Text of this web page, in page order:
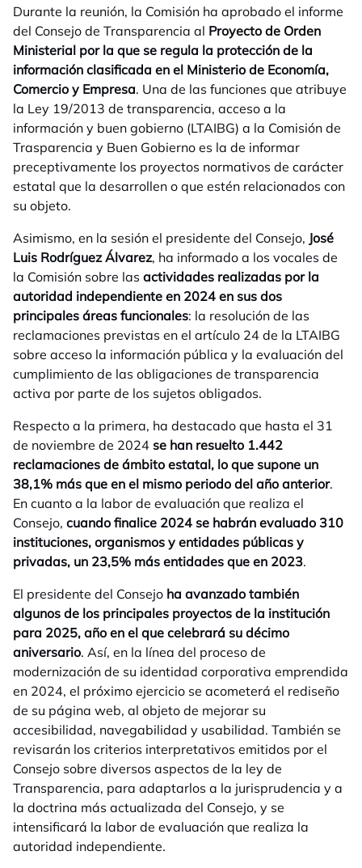
Durante la reunión, la Comisión ha aprobado el informe
del Consejo de Transparencia al Proyecto de Orden
Ministerial por la que se regula la protección de la
información clasificada en el Ministerio de Economía,
Comercio y Empresa. Una de las funciones que atribuye
la Ley 19/2013 de transparencia, acceso a la
información y buen gobierno (LTAIBG) a la Comisión de
Trasparencia y Buen Gobierno es la de informar
preceptivamente los proyectos normativos de carácter
estatal que la desarrollen o que estén relacionados con
su objeto.
Asimismo, en la sesión el presidente del Consejo, José
Luis Rodríguez Álvarez, ha informado a los vocales de
la Comisión sobre las actividades realizadas por la
autoridad independiente en 2024 en sus dos
principales áreas funcionales: la resolución de las
reclamaciones previstas en el artículo 24 de la LTAIBG
sobre acceso la información pública y la evaluación del
cumplimiento de las obligaciones de transparencia
activa por parte de los sujetos obligados.
Respecto a la primera, ha destacado que hasta el 31
de noviembre de 2024 se han resuelto 1.442
reclamaciones de ámbito estatal, lo que supone un
38,1% más que en el mismo periodo del año anterior.
En cuanto a la labor de evaluación que realiza el
Consejo, cuando finalice 2024 se habrán evaluado 310
instituciones, organismos y entidades públicas y
privadas, un 23,5% más entidades que en 2023.
El presidente del Consejo ha avanzado también
algunos de los principales proyectos de la institución
para 2025, año en el que celebrará su décimo
aniversario. Así, en la línea del proceso de
modernización de su identidad corporativa emprendida
en 2024, el próximo ejercicio se acometerá el rediseño
de su página web, al objeto de mejorar su
accesibilidad, navegabilidad y usabilidad. También se
revisarán los criterios interpretativos emitidos por el
Consejo sobre diversos aspectos de la ley de
Transparencia, para adaptarlos a la jurisprudencia y a
la doctrina más actualizada del Consejo, y se
intensificará la labor de evaluación que realiza la
autoridad independiente.